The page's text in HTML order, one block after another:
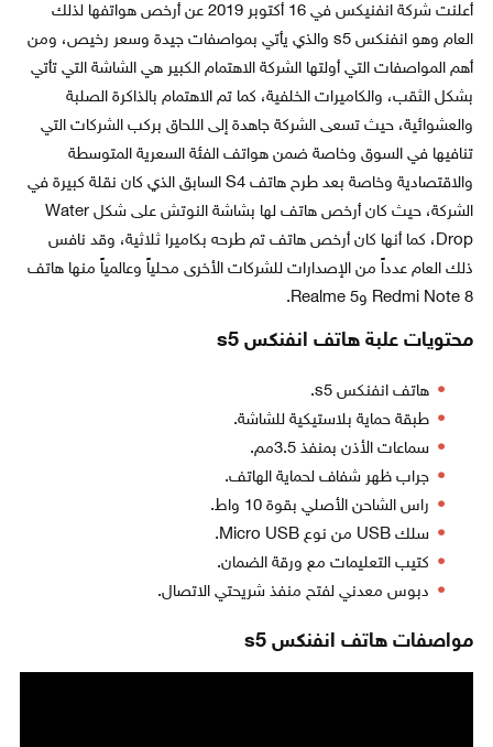
أعلنت شركة انفنيكس في 16 أكتوبر 2019 عن أرخص هواتفها لذلك
العام وهو انفنكس s5 والذي يأتي بمواصفات جيدة وسعر رخيص، ومن
أهم المواصفات التي أولتها الشركة الاهتمام الكبير هي الشاشة التي تأتي
بشكل الثقب، والكاميرات الخلفية، كما تم الاهتمام بالذاكرة الصلبة
والعشوائية، حيث تسعى الشركة جاهدة إلى اللحاق بركب الشركات التي
تنافيها في السوق وخاصة ضمن هواتف الفئة السعرية المتوسطة
والاقتصادية وخاصة بعد طرح هاتف S4 السابق الذي كان نقلة كبيرة في
الشركة، حيث كان أرخص هاتف لها بشاشة النوتش على شكل Water
Drop، كما أنها كان أرخص هاتف تم طرحه بكاميرا ثلاثية، وقد نافس
ذلك العام عدداً من الإصدارات للشركات الأخرى محلياً وعالمياً منها هاتف
Redmi Note 8 وRealme 5.
محتويات علبة هاتف انفنكس s5
هاتف انفنكس s5.
طبقة حماية بلاستيكية للشاشة.
سماعات الأذن بمنفذ 3.5مم.
جراب ظهر شفاف لحماية الهاتف.
راس الشاحن الأصلي بقوة 10 واط.
سلك USB من نوع Micro USB.
كتيب التعليمات مع ورقة الضمان.
دبوس معدني لفتح منفذ شريحتي الاتصال.
مواصفات هاتف انفنكس s5